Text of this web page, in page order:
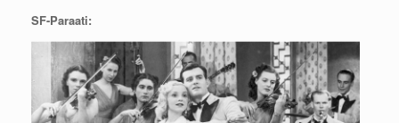
SF-Paraati: